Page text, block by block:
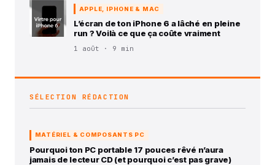
APPLE, IPHONE & MAC
L’écran de ton iPhone 6 a lâché en pleine
run ? Voilà ce que ça coûte vraiment
1 août · 9 min
SÉLECTION RÉDACTION
MATÉRIEL & COMPOSANTS PC
Pourquoi ton PC portable 17 pouces rêvé n’aura
jamais de lecteur CD (et pourquoi c’est pas grave)